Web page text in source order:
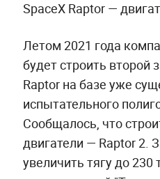
SpaceX Raptor —
Летом 2021 года
будет строить второй
Raptor на базе уже
испытательного
Сообщалось, что
двигатели — Raptor 2.
увеличить тягу до 230